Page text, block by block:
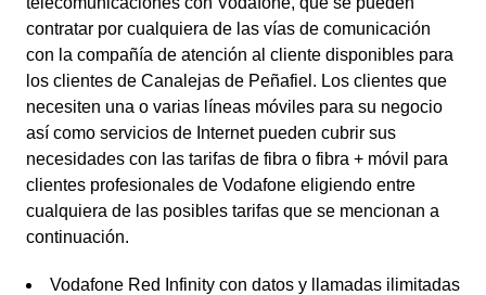
contratar por cualquiera de las vías de comunicación
con la compañía de atención al cliente disponibles para
los clientes de Canalejas de Peñafiel. Los clientes que
necesiten una o varias líneas móviles para su negocio
así como servicios de Internet pueden cubrir sus
necesidades con las tarifas de fibra o fibra + móvil para
clientes profesionales de Vodafone eligiendo entre
cualquiera de las posibles tarifas que se mencionan a
continuación.
Vodafone Red Infinity con datos y llamadas ilimitadas